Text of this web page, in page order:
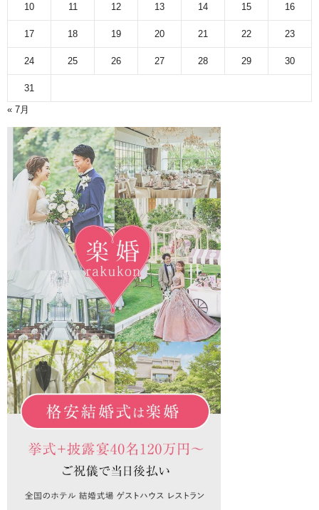
10 11 12 13 14 15 16
17 18 19 20 21 22 23
24 25 26 27 28 29 30
31
« 7月